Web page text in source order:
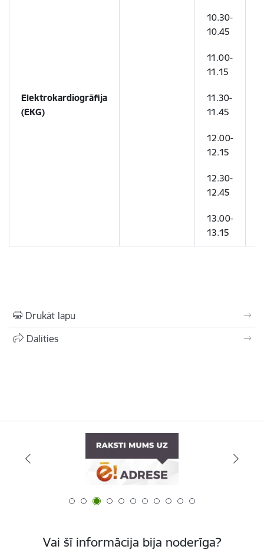
Elektrokardiogrāfija
(EKG)
10.30-
10.45
11.00-
11.15
11.30-
11.45
12.00-
12.15
12.30-
12.45
13.00-
13.15
Drukāt lapu
Dalīties
Vai šī informācija bija noderīga?